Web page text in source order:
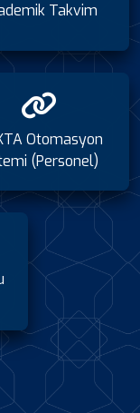
Takvim
Otomasyon
(Personel)